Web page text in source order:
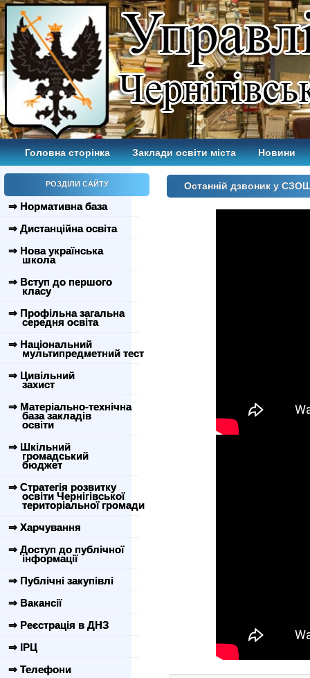
Головна сторінка Заклади освіти міста Новини
РОЗДІЛИ САЙТУ
⇒ Нормативна база
⇒ Дистанційна освіта
⇒ Нова українська
школа
⇒ Вступ до першого
класу
⇒ Профільна загальна
середня освіта
⇒ Національний
мультипредметний тест
⇒ Цивільний
захист
⇒ Матеріально-технічна
база закладів
освіти
⇒ Шкільний
громадський
бюджет
⇒ Стратегія розвитку
освіти Чернігівської
територіальної громади
⇒ Харчування
⇒ Доступ до публічної
інформації
⇒ Публічні закупівлі
⇒ Вакансії
⇒ Реєстрація в ДНЗ
⇒ ІРЦ
⇒ Телефони
Останній дзвоник у